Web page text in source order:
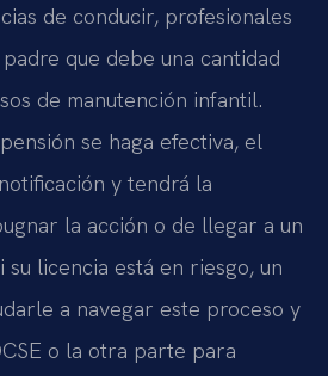
de conducir, profesionales
que debe una cantidad
de manutención infantil.
se haga efectiva, el
y tendrá la
la acción o de llegar a un
su licencia está en riesgo, un
a navegar este proceso y
o la otra parte para